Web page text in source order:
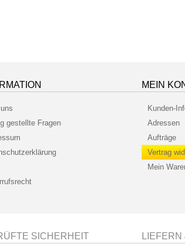
gestellte Fragen
MEIN
Kunden-
Adressen
Aufträge
Vertrag
Mein
SICHERHEIT LIEFERN